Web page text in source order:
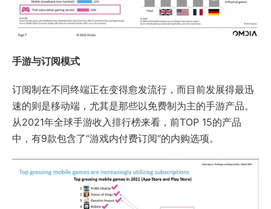
手游与订阅模式
订阅制在不同终端正在变得愈发流行，而目前发展得最迅
速的则是移动端，尤其是那些以免费制为主的手游产品。
从2021年全球手游收入排行榜来看，前TOP 15的产品
中，有9款包含了“游戏内付费订阅”的内购选项。